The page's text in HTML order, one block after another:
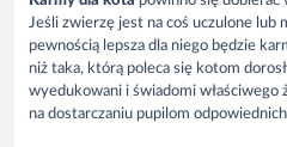
Jeśli zwierzę jest na coś uczulone lub
pewnością lepsza dla niego będzie
niż taka, którą poleca się kotom
wyedukowani i świadomi właściwego
na dostarczaniu pupilom